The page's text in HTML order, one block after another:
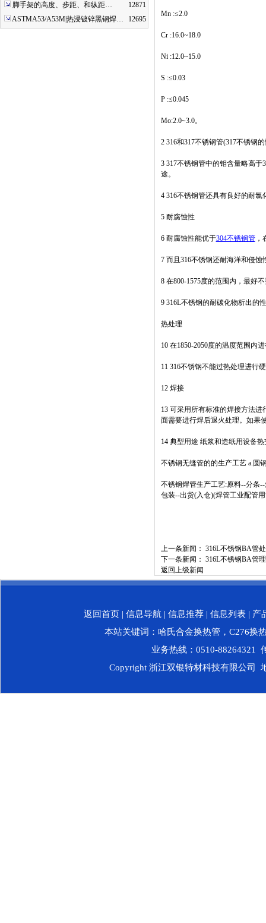
脚手架的高度、步距、和纵距…
12871
ASTMA53/A53M|热浸镀锌黑钢焊…
12695
Mn :≤2.0
Cr :16.0~18.0
Ni :12.0~15.0
S :≤0.03
P :≤0.045
Mo:2.0~3.0。
2 316和317不锈钢管(317不锈钢
3 317不锈钢管中的钼含量略高
途。
4 316不锈钢管还具有良好的耐
5 耐腐蚀性
6 耐腐蚀性能优于304不锈钢管，
7 而且316不锈钢还耐海洋和侵
8 在800-1575度的范围内，最好
9 316L不锈钢的耐碳化物析出的
热处理
10 在1850-2050度的温度范围内
11 316不锈钢不能过热处理进行
12 焊接
13 可采用所有标准的焊接方法
面需要进行焊后退火处理。如果
14 典型用途 纸浆和造纸用设备
不锈钢无缝管的的生产工艺 a.圆
不锈钢焊管生产工艺:原料--分条
包装--出货(入仓)(焊管工业配管
上一条新闻： 316L不锈钢BA管
下一条新闻： 316L不锈钢BA管
返回上级新闻
返回首页| 信息导航 | 信息推荐| 信息列表| 产
本站关键词： 哈氏合金换热管 ， C276换
业务热线：0510-88264321
Copyright 浙江双银特材科技有限公司